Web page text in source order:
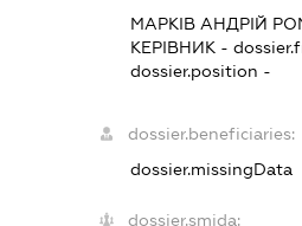
МАРКІВ АНДРІЙ
КЕРІВНИК-
dossier.position -
dossier.beneficiaries:
dossier.missingData
dossier.smida: